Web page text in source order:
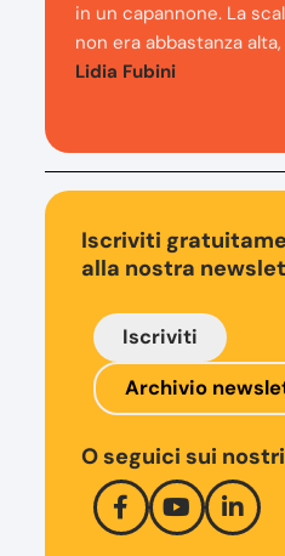
in un capannone. La
non era abbastanza
Lidia Fubini
Iscriviti
alla nostra
Iscriviti
Archivio
O seguici sui